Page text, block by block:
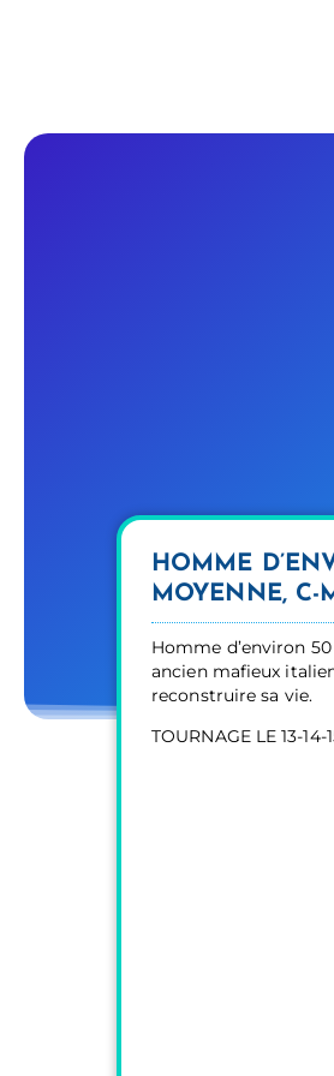
HOMME
MOYENNE, C-
Homme d’environ
ancien mafieux
reconstruire sa vie.
TOURNAGE LE 13-14-